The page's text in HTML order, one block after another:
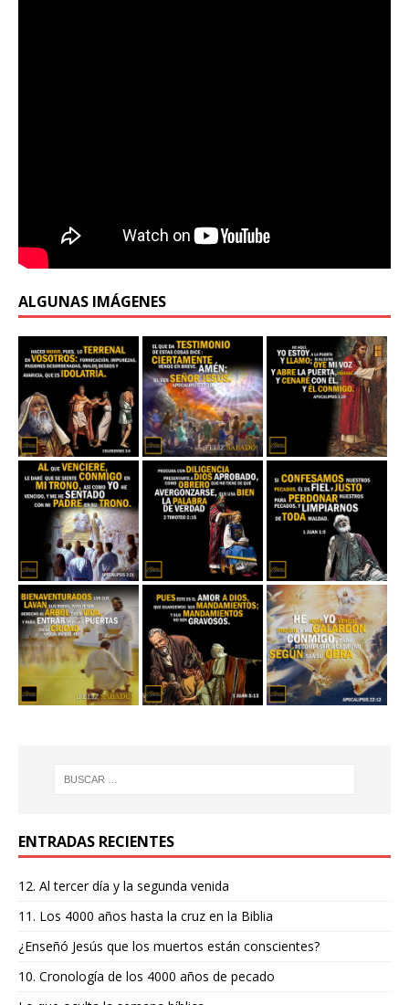
ALGUNAS IMÁGENES
ENTRADAS RECIENTES
12. Al tercer día y la segunda venida
11. Los 4000 años hasta la cruz en la Biblia
¿Enseñó Jesús que los muertos están conscientes?
10. Cronología de los 4000 años de pecado